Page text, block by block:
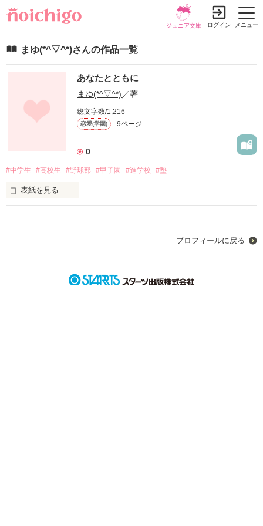
メニュー
ジュニア文庫 ログイン
まゆ(*^▽^*)さんの作品一覧
あなたとともに
まゆ(*^▽^*) ／著
総文字数/1,216
恋愛(学園) 9ページ
0
#中学生 #高校生 #野球部 #甲子園 #進学校 #塾
表紙を見る
プロフィールに戻る